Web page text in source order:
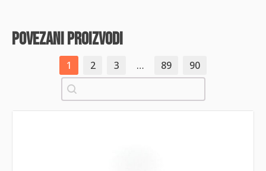
povezani proizvodi
1 2 3 … 89
90
Pretraži